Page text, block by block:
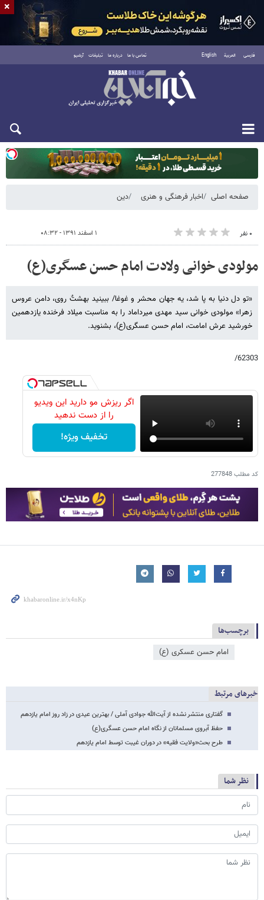
فارسی العربية English تماس با ما درباره ما تبلیغات آرشیو
دوشنبه ۱۹ مرداد ۱۴۰۵
صفحه اصلی اخبار فرهنگی و هنری دین
۰ نفر ۱ اسفند ۱۳۹۱ - ۰۸:۳۲
مولودی خوانی ولادت امام حسن عسگری(ع)
«تو دل دنیا به پا شد، یه جهان محشر و غوغا/ ببینید بهشتٌ روی، دامن عروس
زهرا» مولودی خوانی سید مهدی میرداماد را به مناسبت میلاد فرخنده یازدهمین
خورشید عرش امامت، امام حسن عسگری(ع)، بشنوید.
62303/
اگر ریزش مو دارید این ویدیو
را از دست ندهید
تخفیف ویژه!
کد مطلب277848
برچسب‌ها
امام حسن عسکری (ع)
خبرهای مرتبط
گفتاری منتشر نشده از آیت‌الله جوادی آملی / بهترین عیدی در زاد روز امام یازدهم
حفظ آبروى مسلمانان از نگاه امام حسن عسگری(ع)
طرح بحث«ولایت فقیه» در دوران غیبت توسط امام یازدهم
نظر شما
×